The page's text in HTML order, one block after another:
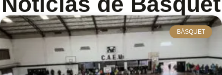
BÁSQUET